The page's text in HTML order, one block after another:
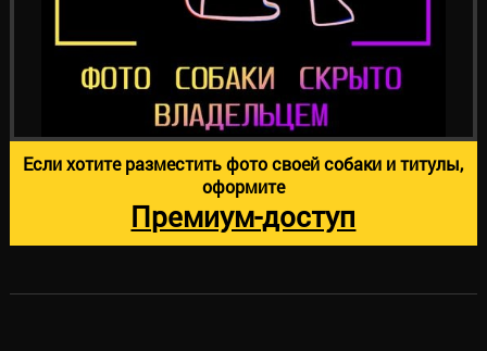
Если хотите разместить фото своей собаки и титулы,
оформите
Премиум-доступ